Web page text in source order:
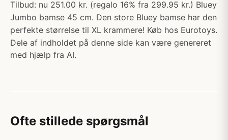
Tilbud: nu 251.00 kr. (regalo 16% fra 299.95 kr.) Bluey
Jumbo bamse 45 cm. Den store Bluey bamse har den
perfekte størrelse til XL krammere! Køb hos Eurotoys.
Dele af indholdet på denne side kan være genereret
med hjælp fra AI.
Ofte stillede spørgsmål